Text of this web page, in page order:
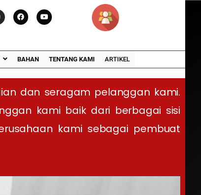
BAHAN TENTANG KAMI ARTIKEL
dan seragam pelanggan kami.
kami baik dari berbagai sisi
kami sebagai pembuat